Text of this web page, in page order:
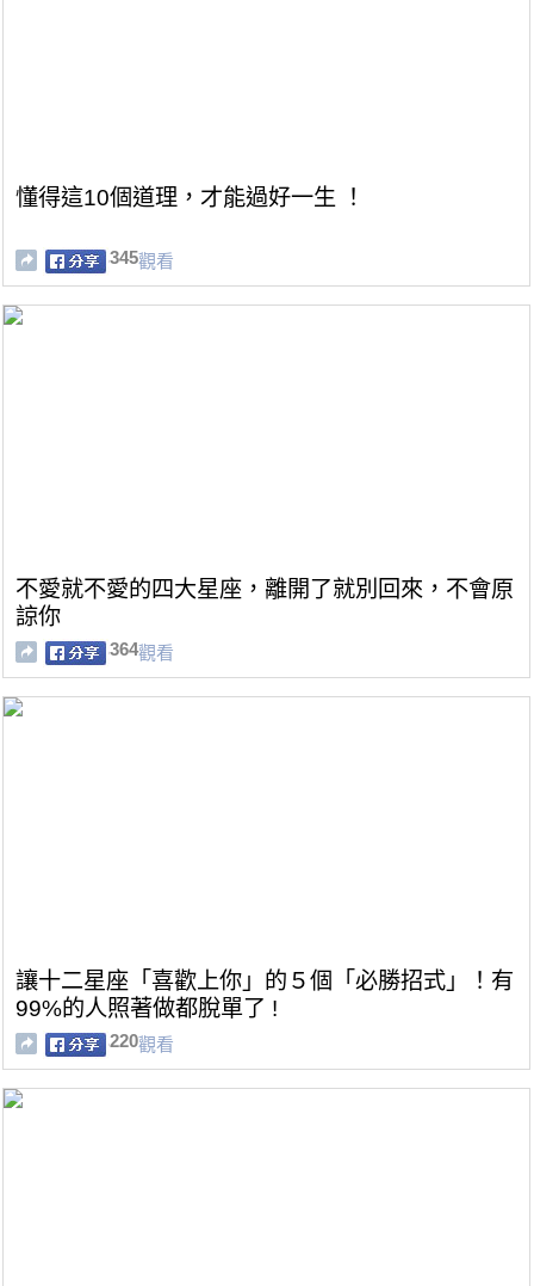
懂得這10個道理，才能過好一生 ！
345觀看
不愛就不愛的四大星座，離開了就別回來，不會原
諒你
364觀看
讓十二星座「喜歡上你」的５個「必勝招式」！有
99%的人照著做都脫單了 !
220觀看